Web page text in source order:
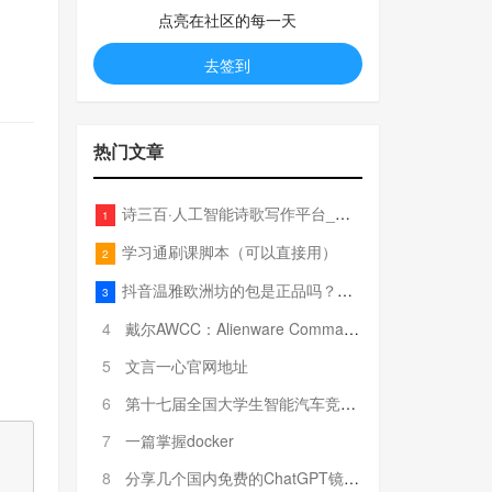
点亮在社区的每一天
去签到
热门文章
1 诗三百·人工智能诗歌写作平台_在线作诗机_藏头诗生成器_电脑对联_姓名作诗
2 学习通刷课脚本（可以直接用）
3
抖音温雅欧洲坊的包是正品吗？温雅卖的包为啥那么便宜？
4
戴尔AWCC：Alienware Command Center 故障排除方法，里面附有超全详解呦，快来快来，欢迎观看~
5
文言一心官网地址
6
第十七届全国大学生智能汽车竞赛全国总决赛参赛队伍奖项公告
7
一篇掌握docker
8
分享几个国内免费的ChatGPT镜像网址(亲测有效-4月25日更新)